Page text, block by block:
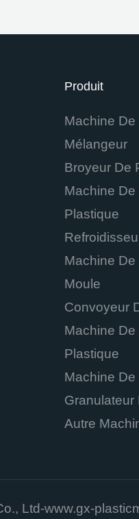
Produit
Machine
Mélangeur
Broyeur De
Machine
Plastique
Machine De
Moule
Convoyeur
Machine
Plastique
Machine De
Granulateur
Autre
Ltd-www.gx-